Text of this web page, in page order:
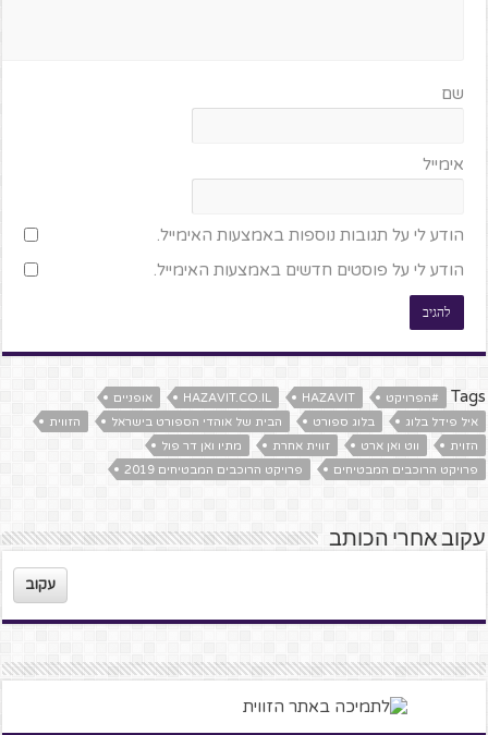
שם
אימייל
הודע לי על תגובות נוספות באמצעות האימייל.
הודע לי על פוסטים חדשים באמצעות האימייל.
Tags #הפרויקט HAZAVIT
HAZAVIT.CO.IL
אופניים
איל פידל בלוג
בלוג ספורט הבית של אוהדי הספורט בישראל
הזווית
הזוית
ווט ואן ארט זווית אחרת
מתיו ואן דר פול
פרויקט הרוכבים המבטיחים
פרויקט הרוכבים המבטיחים 2019
עקוב אחרי הכותב
עקוב